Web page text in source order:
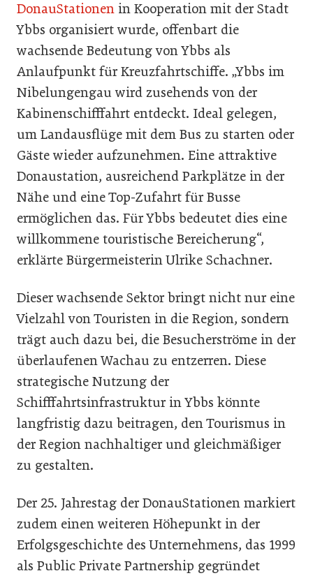
DonauStationen in Kooperation mit der Stadt
Ybbs organisiert wurde, offenbart die
wachsende Bedeutung von Ybbs als
Anlaufpunkt für Kreuzfahrtschiffe. „Ybbs im
Nibelungengau wird zusehends von der
Kabinenschifffahrt entdeckt. Ideal gelegen,
um Landausflüge mit dem Bus zu starten oder
Gäste wieder aufzunehmen. Eine attraktive
Donaustation, ausreichend Parkplätze in der
Nähe und eine Top-Zufahrt für Busse
ermöglichen das. Für Ybbs bedeutet dies eine
willkommene touristische Bereicherung“,
erklärte Bürgermeisterin Ulrike Schachner.
Dieser wachsende Sektor bringt nicht nur eine
Vielzahl von Touristen in die Region, sondern
trägt auch dazu bei, die Besucherströme in der
überlaufenen Wachau zu entzerren. Diese
strategische Nutzung der
Schifffahrtsinfrastruktur in Ybbs könnte
langfristig dazu beitragen, den Tourismus in
der Region nachhaltiger und gleichmäßiger
zu gestalten.
Der 25. Jahrestag der DonauStationen markiert
zudem einen weiteren Höhepunkt in der
Erfolgsgeschichte des Unternehmens, das 1999
als Public Private Partnership gegründet